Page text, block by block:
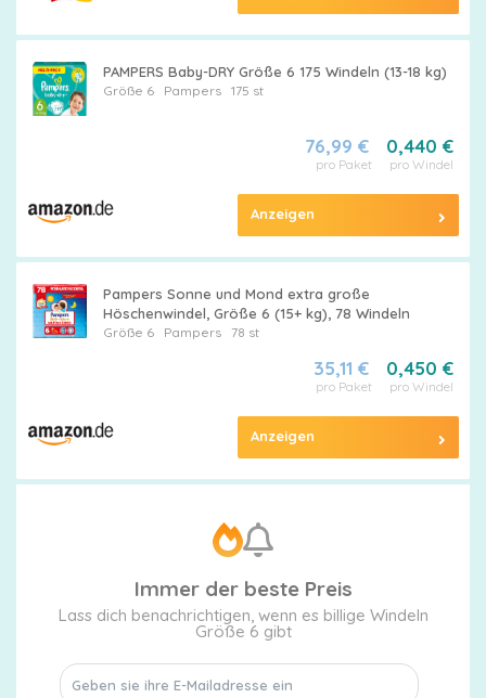
PAMPERS Baby-DRY Größe 6 175 Windeln (13-18 kg)
Größe 6 Pampers175 st
0,440 €
pro Windel
76,99 €
pro Paket
Anzeigen
Pampers Sonne und Mond extra große
Höschenwindel, Größe 6 (15+ kg), 78 Windeln
Größe 6 Pampers78 st
0,450 €
pro Windel
35,11 €
pro Paket
Anzeigen
Immer der beste Preis
Lass dich benachrichtigen, wenn es billige Windeln
Größe 6 gibt